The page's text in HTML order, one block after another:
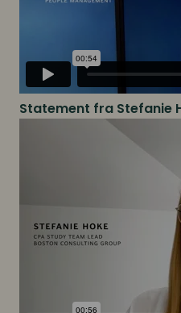
Statement fra Stefanie